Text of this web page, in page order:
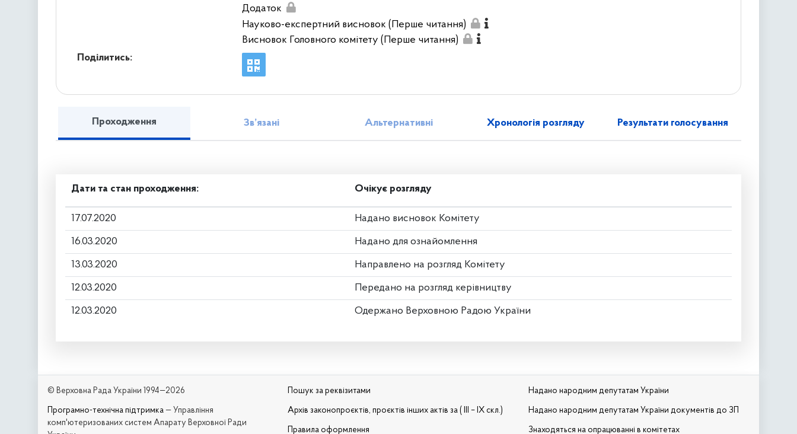
Додаток
Науково-експертний висновок (Перше читання)
Висновок Головного комітету (Перше читання)
Поділитись:
Проходження Зв’язані Альтернативні Хронологія розгляду Результати голосування
Дати та стан проходження: Очікує розгляду
17.07.2020 Надано висновок Комітету
16.03.2020 Надано для ознайомлення
13.03.2020 Направлено на розгляд Комітету
12.03.2020 Передано на розгляд керівництву
12.03.2020 Одержано Верховною Радою України
© Верховна Рада України 1994—2026
Програмно-технічна підтримка — Управління
комп'ютеризованих систем Апарату Верховної Ради
Пошук за реквізитами
Архів законопроєктів, проєктів інших актів за ( III – IX скл.)
Правила оформлення
Надано народним депутатам України
Надано народним депутатам України документів до ЗП
Знаходяться на опрацюванні в комітетах